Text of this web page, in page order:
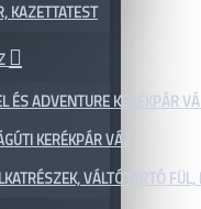
KAZETTATEST
ÉS ADVENTURE KERÉKPÁR
KERÉKPÁR VÁZ
VÁLTÓTARTÓ FÜL,